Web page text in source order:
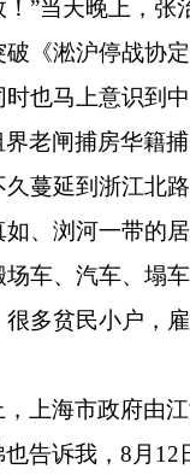
”当天晚上，
破《淞沪停战协
也马上意识到
界老闸捕房华籍
蔓延到浙江北
、浏河一带的
车、汽车、塌
多贫民小户，
上海市政府由
也告诉我，8月12